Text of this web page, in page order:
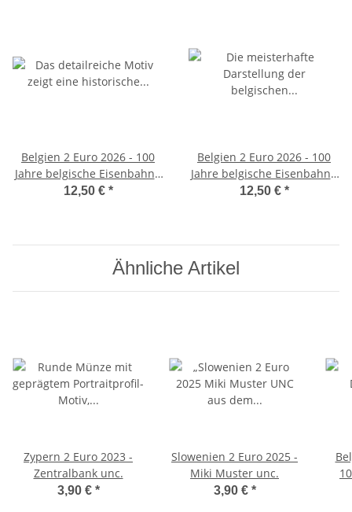
Belgien 2 Euro 2026 - 100
Jahre belgische Eisenbahn -
in franz. Coincard
12,50 € *
Belgien 2 Euro 2026 - 100
Jahre belgische Eisenbahn -
in niederl. Coincard
12,50 € *
Ähnliche Artikel
Zypern 2 Euro 2023 -
Zentralbank unc.
3,90 € *
Slowenien 2 Euro 2025 -
Miki Muster unc.
3,90 € *